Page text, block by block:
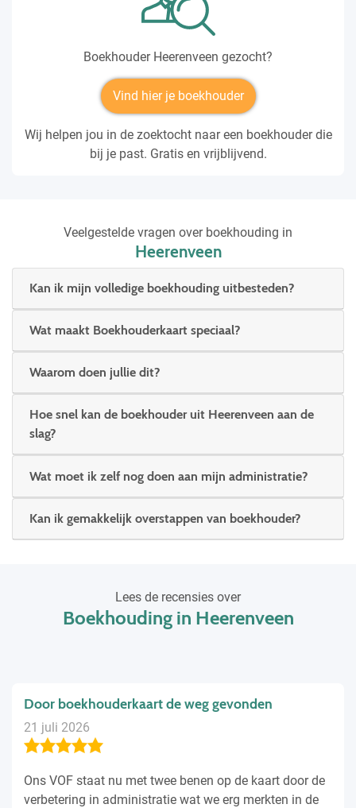
Boekhouder Heerenveen gezocht?
Vind hier je boekhouder
Wij helpen jou in de zoektocht naar een boekhouder die
bij je past. Gratis en vrijblijvend.
Veelgestelde vragen over boekhouding in
Heerenveen
Kan ik mijn volledige boekhouding uitbesteden?
Wat maakt Boekhouderkaart speciaal?
Waarom doen jullie dit?
Hoe snel kan de boekhouder uit Heerenveen aan de
slag?
Wat moet ik zelf nog doen aan mijn administratie?
Kan ik gemakkelijk overstappen van boekhouder?
Lees de recensies over
Boekhouding in Heerenveen
Door boekhouderkaart de weg gevonden
21 juli 2026
Ons VOF staat nu met twee benen op de kaart door de
verbetering in administratie wat we erg merkten in de